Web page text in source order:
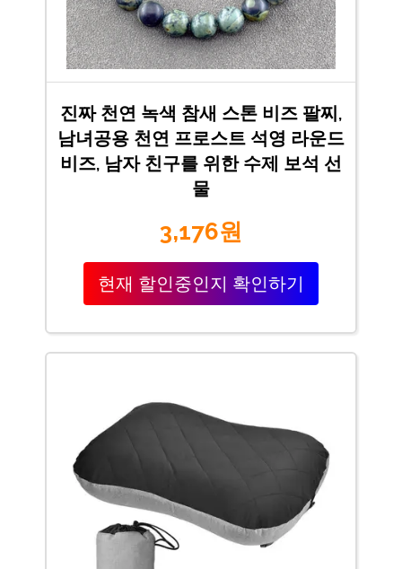
진짜 천연 녹색 참새 스톤 비즈 팔찌,
남녀공용 천연 프로스트 석영 라운드
비즈, 남자 친구를 위한 수제 보석 선
물
3,176원
현재 할인중인지 확인하기